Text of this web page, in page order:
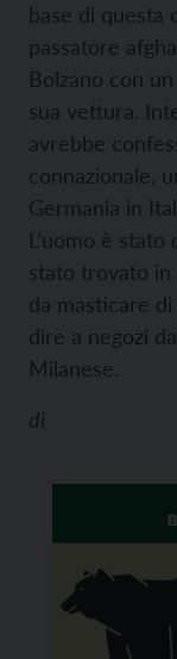
base di questa
passatore
Bolzano con
sua vettura.
avrebbe
connazionale,
Germania in
L’uomo è
stato trovato in
da masticare
dire a negozi
Milanese.
di